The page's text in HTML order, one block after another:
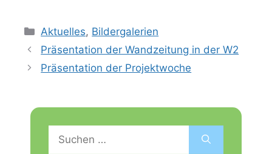
Kategorien
Aktuelles, Bildergalerien
Präsentation der Wandzeitung in der W2
Präsentation der Projektwoche
nach: